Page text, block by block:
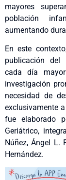
mayores
población
aumentando
En este
publicación del
cada día
investigación
necesidad de
exclusivamente
fue elaborado
Geriátrico,
Núñez, Ángel L.
Hernández.